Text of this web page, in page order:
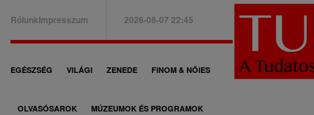
B
a
RólunkImpresszum 2026-08-07 22:45
F
ő
EGÉSZSÉG VILÁGI ZENEDE FINOM & NŐIES
OLVASÓSAROK MÚZEUMOK ÉS PROGRAMOK